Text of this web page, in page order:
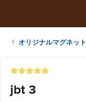
オリジナルマグネット
jbt 3